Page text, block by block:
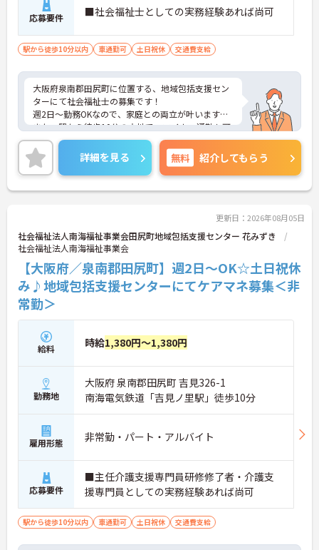
応募要件 ■社会福祉士としての実務経験あれば尚可
駅から徒歩10分以内 車通勤可 土日祝休 交通費支給
大阪府泉南郡田尻町に位置する、地域包括支援セン
ターにて社会福祉士の募集です！
週2日～勤務OKなので、家庭との両立が叶います☆
また、駅から徒歩10分の立地で、マイカー通勤も可
能なので通勤らくらくです♪
ご興味のある方には、面接対策ポイントなど、さら
に詳細をお話しいたしますのでお気軽にご相談くだ
さい！
詳細を見る 無料 紹介してもらう
更新日：2026年08月05日
社会福祉法人南海福祉事業会田尻町地域包括支援センター 花みずき
社会福祉法人南海福祉事業会
【大阪府／泉南郡田尻町】週2日～OK☆土日祝休
み♪地域包括支援センターにてケアマネ募集＜非
常勤＞
給料 時給1,380円～1,380円
勤務地
大阪府 泉南郡田尻町 吉見326-1
南海電気鉄道「吉見ノ里駅」徒歩10分
雇用形態 非常勤・パート・アルバイト
応募要件
■主任介護支援専門員研修修了者・介護支
援専門員としての実務経験あれば尚可
駅から徒歩10分以内 車通勤可 土日祝休 交通費支給